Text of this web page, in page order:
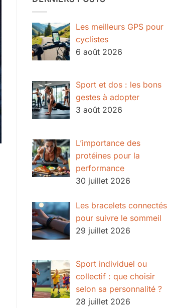
Les meilleurs GPS pour
cyclistes
6 août 2026
Sport et dos : les bons
gestes à adopter
3 août 2026
L’importance des
protéines pour la
performance
30 juillet 2026
Les bracelets connectés
pour suivre le sommeil
29 juillet 2026
Sport individuel ou
collectif : que choisir
selon sa personnalité ?
28 juillet 2026